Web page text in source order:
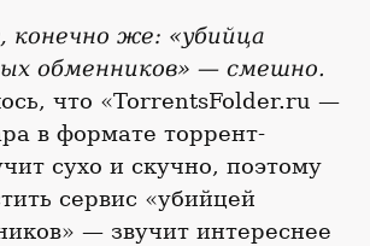
конечно же: «убийца
обменников» — смешно.
что «TorrentsFolder.ru —
в формате торрент-
сухо и скучно, поэтому
сервис «убийцей
— звучит интереснее